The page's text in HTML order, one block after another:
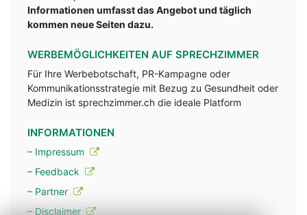
Informationen umfasst das Angebot und täglich
kommen neue Seiten dazu.
WERBEMÖGLICHKEITEN AUF SPRECHZIMMER
Für Ihre Werbebotschaft, PR-Kampagne oder
Kommunikationsstrategie mit Bezug zu Gesundheit oder
Medizin ist sprechzimmer.ch die ideale Platform
INFORMATIONEN
– Impressum
– Feedback
– Partner
– Disclaimer